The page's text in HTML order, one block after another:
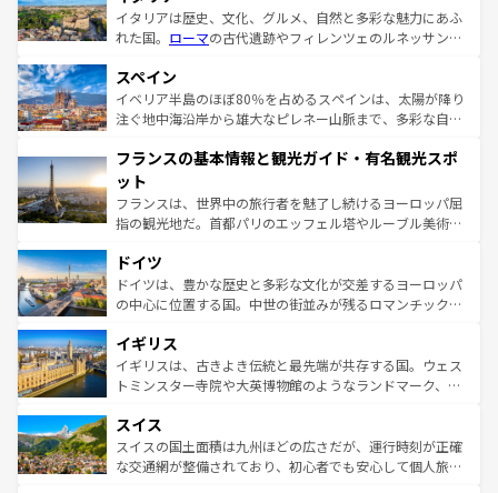
イタリアは歴史、文化、グルメ、自然と多彩な魅力にあふ
れた国。 ローマの古代遺跡やフィレンツェのルネッサンス
ろん、トスカーナの美しい田園風景やアマルフィ海岸の絶
景など、自然景観も見逃せない。観光の合間には、本場の
ピザやパスタなど、絶品のイタリア料理を堪能することも
ませてくれるイタリアで、忘れられない旅をしてみよう！
なお、新着のイタリア情報は
しい。
スペイン
イベリア半島のほぼ80％を占めるスペインは、太陽が降り
注ぐ地中海沿岸から雄大なピレネー山脈まで、多彩な自然
文化が根付くこの国では、情熱的なフラメンコ、熱気あふ
れる闘牛、そして美味しいタパスが生活の一部となってい
る。首都マドリードの洗練された雰囲気や、バルセロナの
アートに溢れた街角から、地方では古代ローマ遺跡や中世
せる。地方によって風土や気候が異なるスペインはその個
性で訪れる人を魅了する。 なお、新着のスペイン情報は コ
ンテンツ一覧を参照してほしい。
フランスの基本情報と観光ガイド・有名観光スポ
ット
フランスは、世界中の旅行者を魅了し続けるヨーロッパ屈
指の観光地だ。首都パリのエッフェル塔やルーブル美術館
で、幅広い魅力が詰まっている。華麗な宮殿、歴史的な大
聖堂、美しいビーチ、そして豊かな自然が、訪れる者を心
から魅了する。また、フランスは美食の国としても知ら
いる。シャンパンの発祥地であるランス、プロヴァンスの
香り高いラベンダー畑など、多彩な楽しみ方が可能だ。さ
らに、パリ以外の地域にも魅力が溢れており、どの街角に
れる地方に足を運ぶとそれぞれで全く異なる文化を体験で
きるだろう。 なお、新着のフランス情報はコンテンツ一覧
を参照してほしい。
ドイツ
ドイツは、豊かな歴史と多彩な文化が交差するヨーロッパ
の中心に位置する国。中世の街並みが残るロマンチック街
顔を持つこの国は、どこを歩いても飽きることがない。ベ
ルリンの文化的活気、バイエルン州のアルプスの絶景、そ
してライン川沿いのワイン畑といった風景は必見。ビール
は、お酒好きな人にはぜひ体験してほしい。 なお、新着の
ドイツ情報はコンテンツ一覧を参照してほしい。
イギリス
イギリスは、古きよき伝統と最先端が共存する国。ウェス
トミンスター寺院や大英博物館のようなランドマーク、歴
リアごとに異なる魅力がある。また、優雅なアフタヌーン
ティー、ビール好きにはたまらない英国パブ、サッカー観
戦など、本場だからこそできる体験も豊富。イギリスを旅
スイス
スイスの国土面積は九州ほどの広さだが、運行時刻が正確
な交通網が整備されており、初心者でも安心して個人旅行